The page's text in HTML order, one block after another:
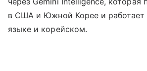
в США и Южной Корее и работает
языке и корейском.